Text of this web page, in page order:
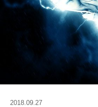
2018.09.27